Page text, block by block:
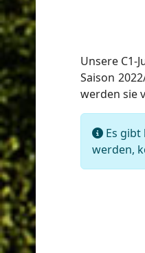
Unsere C1-
Saison
werden sie
Es
werden,
anzeigen